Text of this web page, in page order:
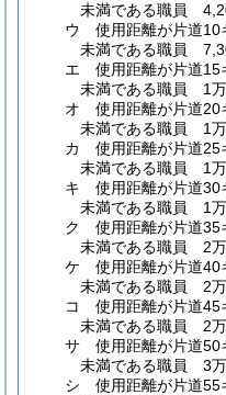
未満である職員
ウ
使用距離が片道10
未満である職員
エ
使用距離が片道15
未満である職員 1
オ
使用距離が片道20
未満である職員 1
カ
使用距離が片道25
未満である職員 1
キ
使用距離が片道30
未満である職員 1
ク
使用距離が片道35
未満である職員 2
ケ
使用距離が片道40
未満である職員 2
コ
使用距離が片道45
未満である職員 2
サ
使用距離が片道50
未満である職員 3
シ
使用距離が片道55